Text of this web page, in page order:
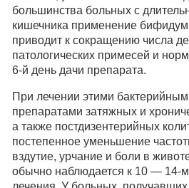
большинства больных с
кишечника применение
приводит к сокращению числа
патологических примесей и
6-й день дачи препарата.
При лечении этими
препаратами затяжных и
а также постдизентерийных
постепенное уменьшение
вздутие, урчание и боли в
обычно наблюдается к 10 — 14-